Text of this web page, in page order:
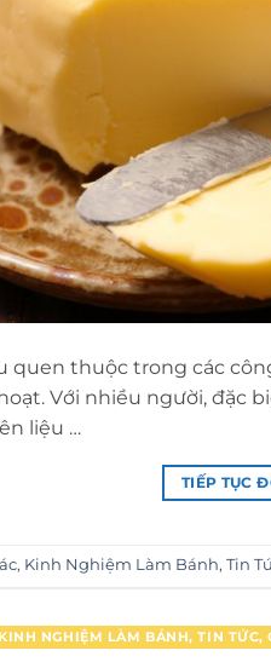
quen thuộc trong các
Với nhiều người, đặc
liệu …
TIẾP TỤC
, Kinh Nghiệm Làm Bánh, Tin
KINH NGHIỆM LÀM BÁNH,TIN TỨC,